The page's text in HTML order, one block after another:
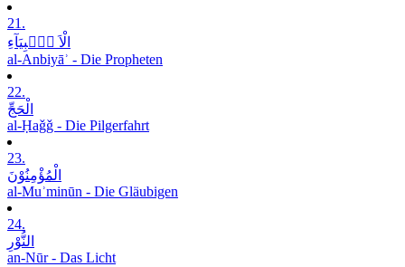
21.
الْاَ نۡۢبِیَآءِ
al-Anbiyāʾ - Die Propheten
22.
الْحَجِّ
al-Ḥaǧǧ - Die Pilgerfahrt
23.
الْمُؤْمِنُوْنَ
al-Muʾminūn - Die Gläubigen
24.
النُّوْرِ
an-Nūr - Das Licht